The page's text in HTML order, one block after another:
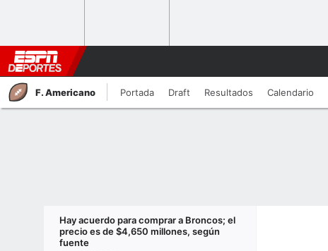
F. Americano Portada Draft Resultados Calendario
Hay acuerdo para comprar a Broncos; el
precio es de $4,650 millones, según
fuente